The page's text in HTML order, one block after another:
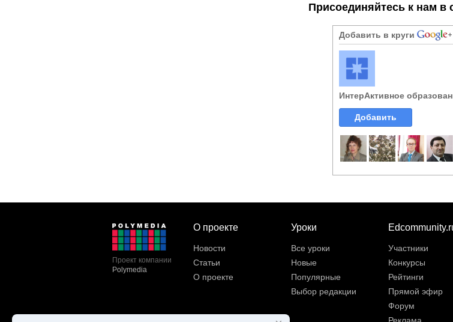
Присоединяйтесь к нам в
Добавить в круги
ИнтерАктивное
Добавить
Проект компании
Polymedia
О проекте
Новости
Статьи
О проекте
Уроки
Все уроки
Новые
Популярные
Выбор редакции
Участники
Конкурсы
Рейтинги
Прямой эфир
Форум
Реклама